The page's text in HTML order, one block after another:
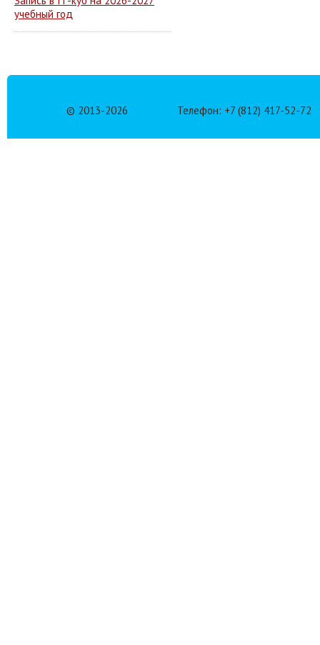
учебный год
© 2013-2026 Телефон: +7 (812) 417-52-72